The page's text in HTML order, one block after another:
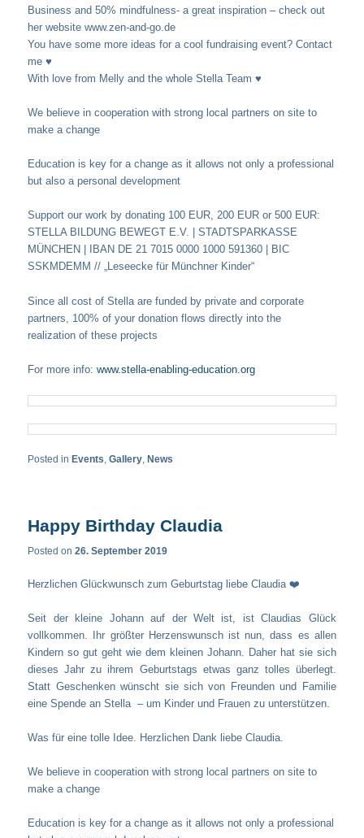
Business and 50% mindfulness- a great inspiration – check out
her website www.zen-and-go.de
You have some more ideas for a cool fundraising event? Contact
me ♥️
With love from Melly and the whole Stella Team ♥️
We believe in cooperation with strong local partners on site to
make a change
Education is key for a change as it allows not only a professional
but also a personal development
Support our work by donating 100 EUR, 200 EUR or 500 EUR:
STELLA BILDUNG BEWEGT E.V. | STADTSPARKASSE
MÜNCHEN | IBAN DE 21 7015 0000 1000 591360 | BIC
SSKMDEMM // „Leseecke für Münchner Kinder“
Since all cost of Stella are funded by private and corporate
partners, 100% of your donation flows directly into the
realization of these projects
For more info:www.stella-enabling-education.org
Posted in Events,Gallery, News
Happy Birthday Claudia
Posted on26. September 2019
Herzlichen Glückwunsch zum Geburtstag liebe Claudia ❤️
Seit der kleine Johann auf der Welt ist, ist Claudias Glück
vollkommen. Ihr größter Herzenswunsch ist nun, dass es allen
Kindern so gut geht wie dem kleinen Johann. Daher hat sie sich
dieses Jahr zu ihrem Geburtstags etwas ganz tolles überlegt.
Statt Geschenken wünscht sie sich von Freunden und Familie
eine Spende an Stella – um Kinder und Frauen zu unterstützen.
Was für eine tolle Idee. Herzlichen Dank liebe Claudia.
We believe in cooperation with strong local partners on site to
make a change
Education is key for a change as it allows not only a professional